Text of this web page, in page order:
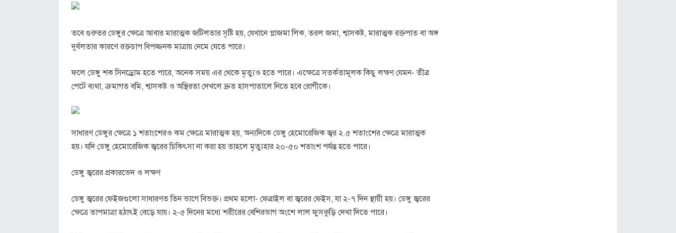
তবে গুরুতর ডেঙ্গুর ক্ষেত্রে আবার মারাত্মক জটিলতার সৃষ্টি হয়, যেখানে প্লাজমা লিক, তরল জমা, শ্বাসকষ্ট, মারাত্মক রক্তপাত বা অঙ্গ
দুর্বলতার কারণে রক্তচাপ বিপজ্জনক মাত্রায় নেমে যেতে পারে।
ফলে ডেঙ্গু শক সিনড্রোম হতে পারে, অনেক সময় এর থেকে মৃত্যুও হতে পারে। এক্ষেত্রে সতর্কতামূলক কিছু লক্ষণ যেমন- তীব্র
পেটে ব্যথা, ক্রমাগত বমি, শ্বাসকষ্ট ও অস্থিরতা দেখলে দ্রুত হাসপাতালে নিতে হবে রোগীকে।
সাধারণ ডেঙ্গুর ক্ষেত্রে ১ শতাংশেরও কম ক্ষেত্রে মারাত্মক হয়, অন্যদিকে ডেঙ্গু হেমোরেজিক জ্বর ২.৫ শতাংশের ক্ষেত্রে মারাত্মক
হয়। যদি ডেঙ্গু হেমোরেজিক জ্বরের চিকিৎসা না করা হয় তাহলে মৃত্যুহার ২০-৫০ শতাংশ পর্যন্ত হতে পারে।
ডেঙ্গু জ্বরের প্রকারভেদ ও লক্ষণ
ডেঙ্গু জ্বরের ফেইজগুলো সাধারণত তিন ভাগে বিভক্ত। প্রথম হলো- ফেব্রাইল বা জ্বরের ফেইস, যা ২-৭ দিন স্থায়ী হয়। ডেঙ্গু জ্বরের
ক্ষেত্রে তাপমাত্রা হঠাৎই বেড়ে যায়। ২-৫ দিনের মধ্যে শরীরের বেশিরভাগ অংশে লাল ফুসকুড়ি দেখা দিতে পারে।